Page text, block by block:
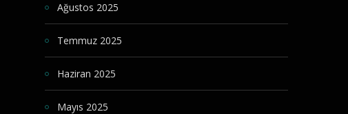
Ağustos 2025
Temmuz 2025
Haziran 2025
Mayıs 2025